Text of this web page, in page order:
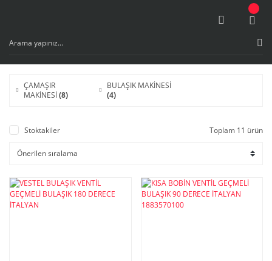
ÇAMAŞIR
MAKİNESİ(8)
BULAŞIK MAKİNESİ
(4)
Stoktakiler Toplam 11 ürün